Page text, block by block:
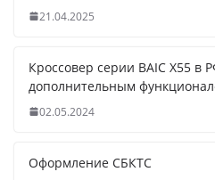
21.04.2025
Кроссовер серии BAIC X55 в
дополнительным
02.05.2024
Оформление СБКТС